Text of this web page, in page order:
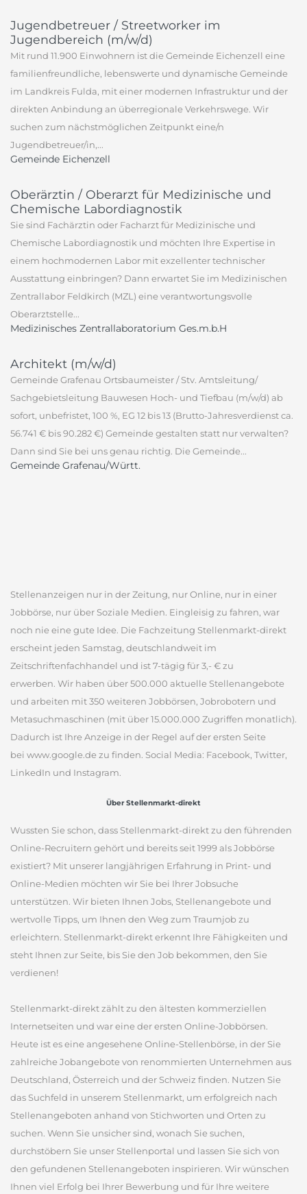
Jugendbetreuer / Streetworker im
Jugendbereich (m/w/d)
Mit rund 11.900 Einwohnern ist die Gemeinde Eichenzell eine
familienfreundliche, lebenswerte und dynamische Gemeinde
im Landkreis Fulda, mit einer modernen Infrastruktur und der
direkten Anbindung an überregionale Verkehrswege. Wir
suchen zum nächstmöglichen Zeitpunkt eine/n
Jugendbetreuer/in,...
Gemeinde Eichenzell
Oberärztin / Oberarzt für Medizinische und
Chemische Labordiagnostik
Sie sind Fachärztin oder Facharzt für Medizinische und
Chemische Labordiagnostik und möchten Ihre Expertise in
einem hochmodernen Labor mit exzellenter technischer
Ausstattung einbringen? Dann erwartet Sie im Medizinischen
Zentrallabor Feldkirch (MZL) eine verantwortungsvolle
Oberarztstelle...
Medizinisches Zentrallaboratorium Ges.m.b.H
Architekt (m/w/d)
Gemeinde Grafenau Ortsbaumeister / Stv. Amtsleitung/
Sachgebietsleitung Bauwesen Hoch- und Tiefbau (m/w/d) ab
sofort, unbefristet, 100 %, EG 12 bis 13 (Brutto-Jahresverdienst ca.
56.741 € bis 90.282 €) Gemeinde gestalten statt nur verwalten?
Dann sind Sie bei uns genau richtig. Die Gemeinde...
Gemeinde Grafenau/Württ.
Stellenanzeigen nur in der Zeitung, nur Online, nur in einer
Jobbörse, nur über Soziale Medien. Eingleisig zu fahren, war
noch nie eine gute Idee. Die Fachzeitung Stellenmarkt-direkt
erscheint jeden Samstag, deutschlandweit im
Zeitschriftenfachhandel und ist 7-tägig für 3,- € zu
erwerben. Wir haben über 500.000 aktuelle Stellenangebote
und arbeiten mit 350 weiteren Jobbörsen, Jobrobotern und
Metasuchmaschinen (mit über 15.000.000 Zugriffen monatlich).
Dadurch ist Ihre Anzeige in der Regel auf der ersten Seite
bei www.google.de zu finden. Social Media: Facebook, Twitter,
LinkedIn und Instagram.
Über Stellenmarkt-direkt
Wussten Sie schon, dass Stellenmarkt-direkt zu den führenden
Online-Recruitern gehört und bereits seit 1999 als Jobbörse
existiert? Mit unserer langjährigen Erfahrung in Print- und
Online-Medien möchten wir Sie bei Ihrer Jobsuche
unterstützen. Wir bieten Ihnen Jobs, Stellenangebote und
wertvolle Tipps, um Ihnen den Weg zum Traumjob zu
erleichtern. Stellenmarkt-direkt erkennt Ihre Fähigkeiten und
steht Ihnen zur Seite, bis Sie den Job bekommen, den Sie
verdienen!
Stellenmarkt-direkt zählt zu den ältesten kommerziellen
Internetseiten und war eine der ersten Online-Jobbörsen.
Heute ist es eine angesehene Online-Stellenbörse, in der Sie
zahlreiche Jobangebote von renommierten Unternehmen aus
Deutschland, Österreich und der Schweiz finden. Nutzen Sie
das Suchfeld in unserem Stellenmarkt, um erfolgreich nach
Stellenangeboten anhand von Stichworten und Orten zu
suchen. Wenn Sie unsicher sind, wonach Sie suchen,
durchstöbern Sie unser Stellenportal und lassen Sie sich von
den gefundenen Stellenangeboten inspirieren. Wir wünschen
Ihnen viel Erfolg bei Ihrer Bewerbung und für Ihre weitere